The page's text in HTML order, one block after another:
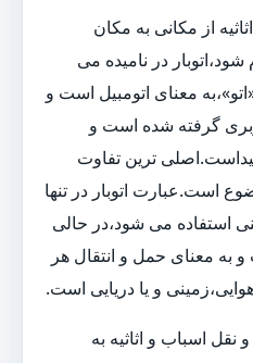
از مکانی به مکان
در نامیده می
معنای اتومبیل است و
گرفته شده است و
ترین تفاوت
است.عبارت اتوبار در تنها
استفاده می شود،در حالی
به معنای حمل و انتقال هر
و یا دریایی است.
اسباب و اثاثیه به